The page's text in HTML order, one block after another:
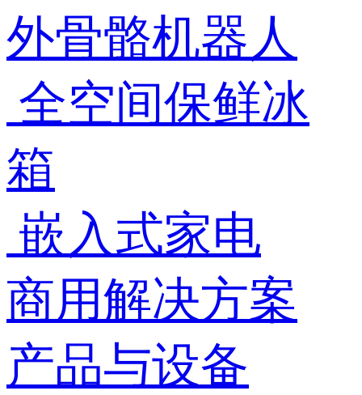
外骨骼机器人
全空间保鲜冰
箱
嵌入式家电
商用解决方案
产品与设备